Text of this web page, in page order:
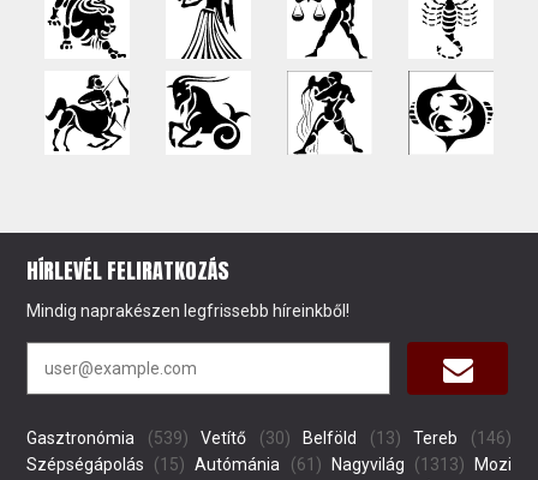
HÍRLEVÉL FELIRATKOZÁS
Mindig naprakészen legfrissebb híreinkből!
Gasztronómia (539) Vetítő (30) Belföld (13) Tereb (146)
Szépségápolás (15) Autómánia (61) Nagyvilág (1313)
Mozi